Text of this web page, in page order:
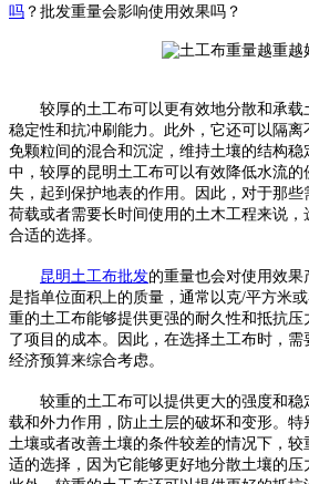
吗 ？批发重量会影响使用效果吗？
较厚的土工布可以更有效地分散和承载
稳定性和抗冲刷能力。此外，它还可以隔
免颗粒间的混合和沉淀，维持土壤的结构稳
中，较厚的昆明土工布可以有效降低水流
失，起到保护地表的作用。因此，对于那
荷载或者需要长时间使用的土木工程来说
合适的选择。
昆明土工布批发的重量也会对使用效
是指单位面积上的质量，通常以克/平方米
重的土工布能够提供更强的耐久性和抵抗
了项目的成本。因此，在选择土工布时，需
经济预算来综合考虑。
较重的土工布可以提供更大的强度和稳
载和外力作用，防止土层的破坏和变形。
土壤或者改善土壤的条件较差的情况下，较
适的选择，因为它能够更好地分散土壤的压